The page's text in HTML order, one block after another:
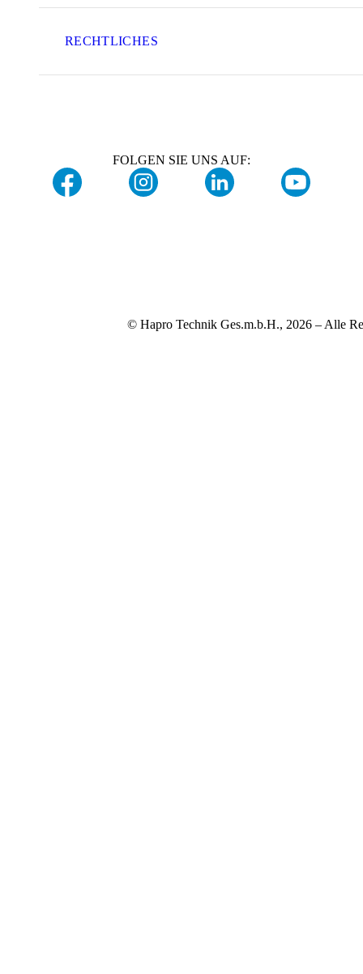
RECHTLICHES
FOLGEN SIE UNS AUF:
© Hapro Technik Ges.m.b.H., 2026 – Alle